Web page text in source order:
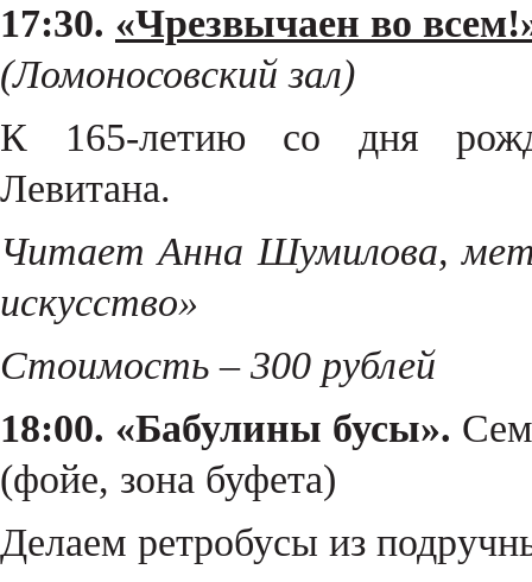
17:30. «Чрезвычаен во
(Ломоносовский зал)
К 165-летию со дня
Левитана.
Читает Анна Шумилова,
искусство»
Стоимость – 300 рублей
18:00. «Бабулины бусы».
(фойе, зона буфета)
Делаем ретробусы из